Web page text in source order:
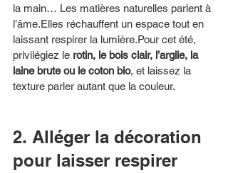
la main… Les matières naturelles parlent à
l’âme.Elles réchauffent un espace tout en
laissant respirer la lumière.Pour cet été,
privilégiez le rotin, le bois clair, l’argile, la
laine brute ou le coton bio, et laissez la
texture parler autant que la couleur.
2. Alléger la décoration
pour laisser respirer